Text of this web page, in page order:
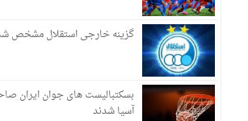
گزینه خارجی استقلال مشخص
بسکتبالیست های جوان ایران
آسیا شدند